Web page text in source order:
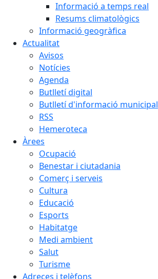
Informació a temps real
Resums climatològics
Informació geogràfica
Actualitat
Avisos
Notícies
Agenda
Butlletí digital
Butlletí d'informació municipal
RSS
Hemeroteca
Àrees
Ocupació
Benestar i ciutadania
Comerç i serveis
Cultura
Educació
Esports
Habitatge
Medi ambient
Salut
Turisme
Adreces i telèfons